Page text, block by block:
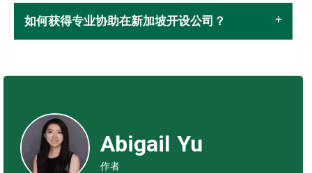
如何获得专业协助在新加坡开设公司？
Abigail Yu
作者